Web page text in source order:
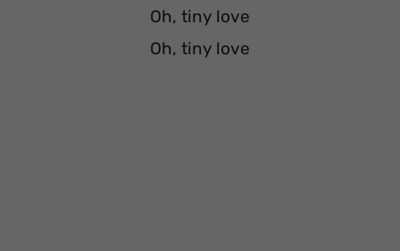
Oh, tiny love
Oh, tiny love